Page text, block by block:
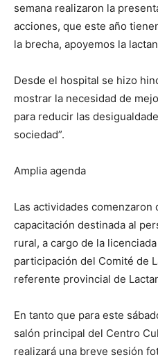
semana realizaron la
acciones, que este año
la brecha, apoyemos la
Desde el hospital se hizo
mostrar la necesidad de
para reducir las
sociedad”.
Amplia agenda
Las actividades comenzaron
capacitación destinada al
rural, a cargo de la
participación del Comité de
referente provincial de
En tanto que para este
salón principal del Centro
realizará una breve sesión